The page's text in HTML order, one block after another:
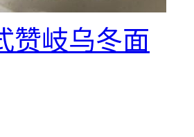
赞岐乌冬面